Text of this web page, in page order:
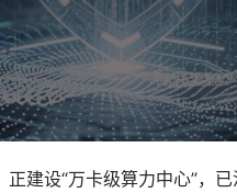
建设“万卡级算力中心”，